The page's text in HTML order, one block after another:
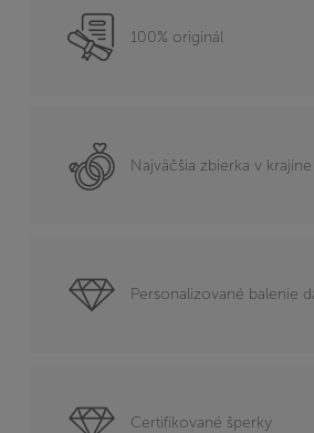
100% originál
Najväčšia zbierka v krajine
Personalizované balenie
Certifikované šperky